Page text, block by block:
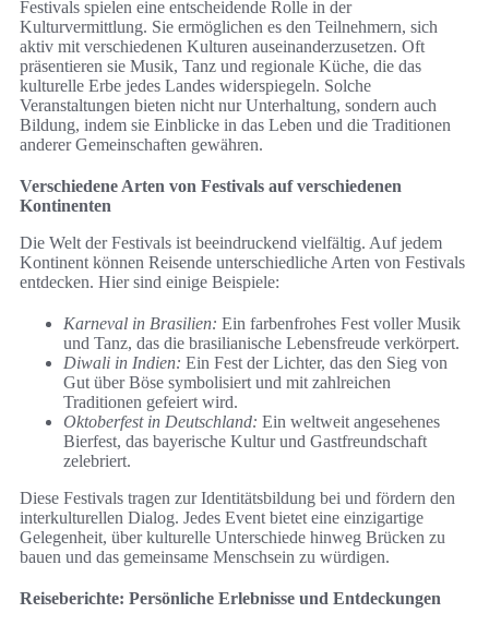
Festivals spielen eine entscheidende Rolle in der
Kulturvermittlung. Sie ermöglichen es den Teilnehmern, sich
aktiv mit verschiedenen Kulturen auseinanderzusetzen. Oft
präsentieren sie Musik, Tanz und regionale Küche, die das
kulturelle Erbe jedes Landes widerspiegeln. Solche
Veranstaltungen bieten nicht nur Unterhaltung, sondern auch
Bildung, indem sie Einblicke in das Leben und die Traditionen
anderer Gemeinschaften gewähren.
Verschiedene Arten von Festivals auf verschiedenen
Kontinenten
Die Welt der Festivals ist beeindruckend vielfältig. Auf jedem
Kontinent können Reisende unterschiedliche Arten von Festivals
entdecken. Hier sind einige Beispiele:
Karneval in Brasilien: Ein farbenfrohes Fest voller Musik
und Tanz, das die brasilianische Lebensfreude verkörpert.
Diwali in Indien: Ein Fest der Lichter, das den Sieg von
Gut über Böse symbolisiert und mit zahlreichen
Traditionen gefeiert wird.
Oktoberfest in Deutschland: Ein weltweit angesehenes
Bierfest, das bayerische Kultur und Gastfreundschaft
zelebriert.
Diese Festivals tragen zur Identitätsbildung bei und fördern den
interkulturellen Dialog. Jedes Event bietet eine einzigartige
Gelegenheit, über kulturelle Unterschiede hinweg Brücken zu
bauen und das gemeinsame Menschsein zu würdigen.
Reiseberichte: Persönliche Erlebnisse und Entdeckungen